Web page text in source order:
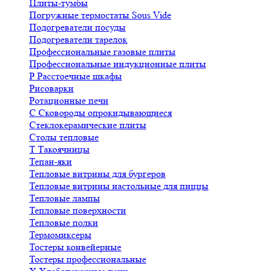
Плиты-тумбы
Погружные термостаты Sous Vide
Подогреватели посуды
Подогреватели тарелок
Профессиональные газовые плиты
Профессиональные индукционные плиты
Р Расстоечные шкафы
Рисоварки
Ротационные печи
С Сковороды опрокидывающиеся
Стеклокерамические плиты
Столы тепловые
Т Такоячницы
Тепан-яки
Тепловые витрины для бургеров
Тепловые витрины настольные для пиццы
Тепловые лампы
Тепловые поверхности
Тепловые полки
Термомиксеры
Тостеры конвейерные
Тостеры профессиональные